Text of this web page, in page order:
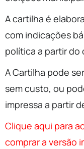
A cartilha é
com indicações
política a partir do
A Cartilha pode
sem custo, ou
impressa a partir
Clique aqui para
comprar a versão